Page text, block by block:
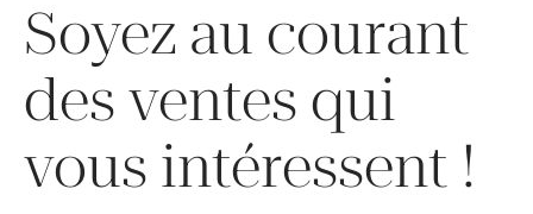
Soyez au courant
des ventes qui
vous intéressent !